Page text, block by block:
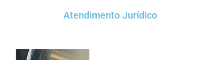
Atendimento Jurídico